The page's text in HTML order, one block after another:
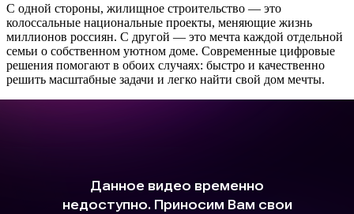
С одной стороны, жилищное строительство — это
колоссальные национальные проекты, меняющие жизнь
миллионов россиян. С другой — это мечта каждой отдельной
семьи о собственном уютном доме. Современные цифровые
решения помогают в обоих случаях: быстро и качественно
решить масштабные задачи и легко найти свой дом мечты.